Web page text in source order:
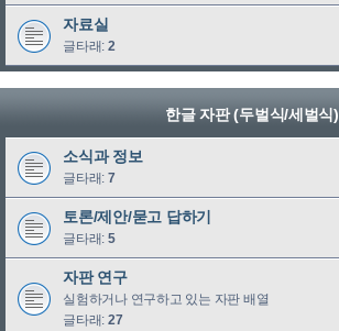
자료실
글타래: 2
한글 자판 (두벌식/세벌식)
소식과 정보
글타래: 7
토론/제안/묻고 답하기
글타래: 5
자판 연구
실험하거나 연구하고 있는 자판 배열
글타래: 27